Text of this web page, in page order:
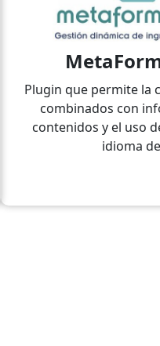
Plugin que permite la
combinados con
contenidos y el uso
idioma